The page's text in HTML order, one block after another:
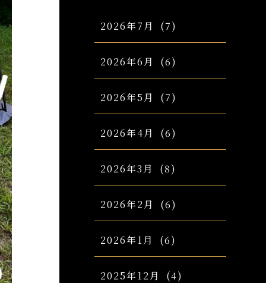
2026年7月 (7)
2026年6月 (6)
2026年5月 (7)
2026年4月 (6)
2026年3月 (8)
2026年2月 (6)
2026年1月 (6)
2025年12月 (4)